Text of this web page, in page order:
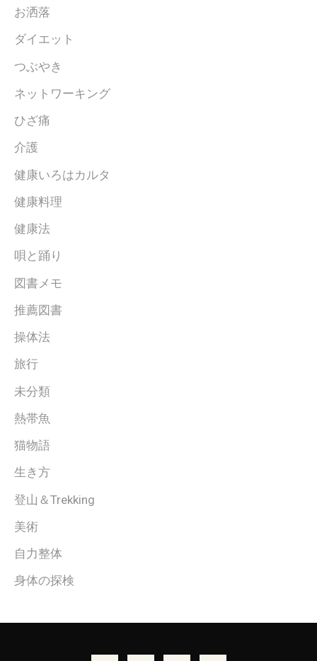
お洒落
ダイエット
つぶやき
ネットワーキング
ひざ痛
介護
健康いろはカルタ
健康料理
健康法
唄と踊り
図書メモ
推薦図書
操体法
旅行
未分類
熱帯魚
猫物語
生き方
登山＆Trekking
美術
自力整体
身体の探検